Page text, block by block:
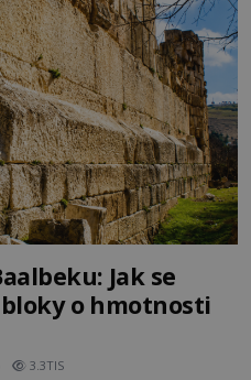
nebo dokonce
jejím objevením.
Jak se
o hmotnosti
3.3TIS